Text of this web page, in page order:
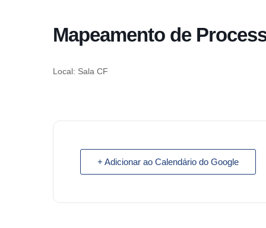
Mapeamento de
Local: Sala CF
+ Adicionar ao Calendário do Google